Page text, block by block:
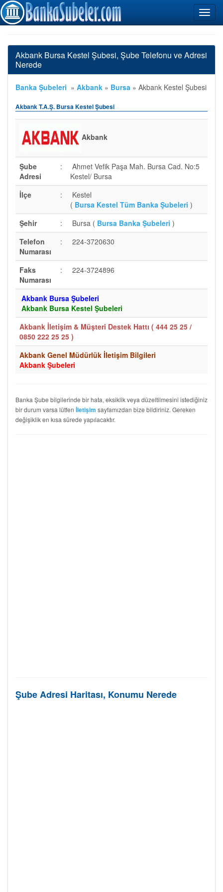
Akbank Bursa Kestel Şubesi, Şube Telefonu ve Adresi
Nerede
Banka Şubeleri » Akbank » Bursa » Akbank Kestel Şubesi
Akbank T.A.Ş. Bursa Kestel Şubesi
Akbank
Şube
Adresi
:
Ahmet Vefik Paşa Mah. Bursa Cad. No:5
Kestel/ Bursa
İlçe
:
Kestel
( Bursa Kestel Tüm Banka Şubeleri )
Şehir
: Bursa ( Bursa Banka Şubeleri )
Telefon
Numarası
: 224-3720630
Faks
Numarası
: 224-3724896
Akbank Bursa Şubeleri
Akbank Bursa Kestel Şubeleri
Akbank İletişim & Müşteri Destek Hattı ( 444 25 25 /
0850 222 25 25 )
Akbank Genel Müdürlük İletişim Bilgileri
Akbank Şubeleri
Banka Şube bilgilerinde bir hata, eksiklik veya düzeltilmesini istediğiniz
bir durum varsa lütfen İletişim sayfamızdan bize bildiriniz. Gereken
değişiklik en kısa sürede yapılacaktır.
Şube Adresi Haritası, Konumu Nerede